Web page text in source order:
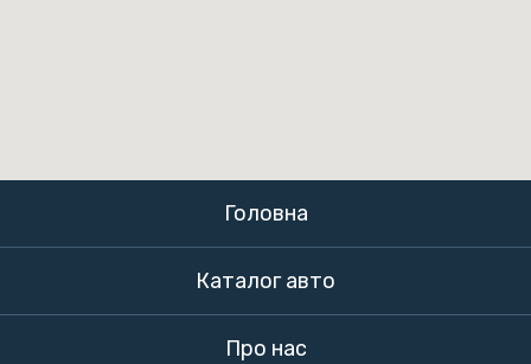
Головна
Каталог авто
Про нас